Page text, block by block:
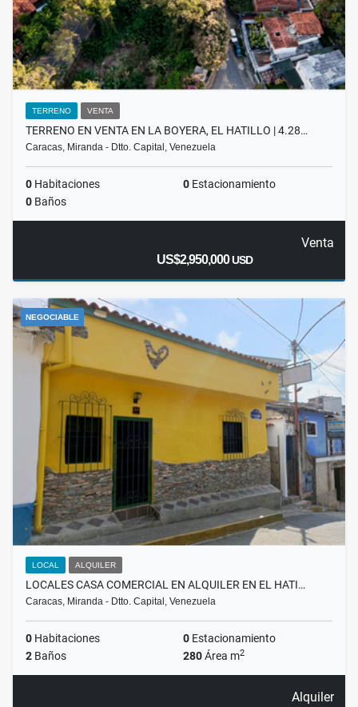
TERRENO VENTA
TERRENO EN VENTA EN LA BOYERA, EL HATILLO | 4.28…
Caracas, Miranda - Dtto. Capital, Venezuela
0 Habitaciones 0 Estacionamiento
0 Baños
Venta
US$2,950,000USD
NEGOCIABLE
LOCAL ALQUILER
LOCALES CASA COMERCIAL EN ALQUILER EN EL HATI…
Caracas, Miranda - Dtto. Capital, Venezuela
0 Habitaciones 0 Estacionamiento
2 Baños 280Área m2
Alquiler